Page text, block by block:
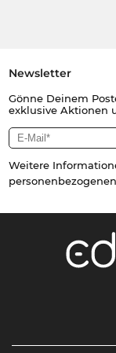
Newsletter
Gönne Deinem
exklusive Aktionen
Weitere